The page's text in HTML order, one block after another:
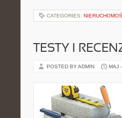
CATEGORIES:
TESTY I
POSTED BY ADMIN MAJ